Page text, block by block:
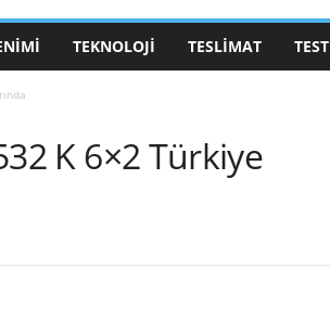
TEKNOLOJI TESLIMAT TEST
K 6×2 Türkiye